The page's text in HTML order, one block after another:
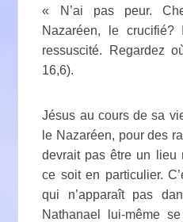
« N’ai pas peur.
Nazaréen, le
ressuscité. Regardez
16,6).
Jésus au cours de sa
le Nazaréen, pour des
devrait pas être un lieu
ce soit en particulier.
qui n’apparaît pas
Nathanael lui-même